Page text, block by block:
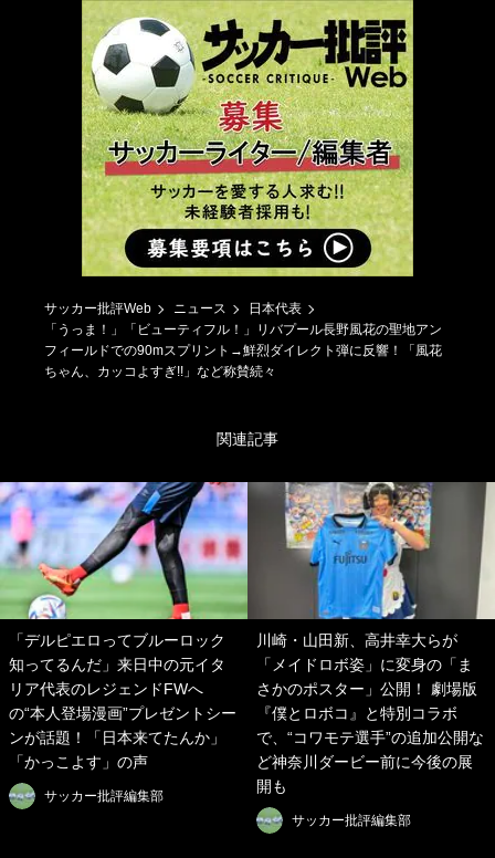
サッカー批評Web ニュース
日本代表
「うっま！」「ビューティフル！」リバプール長野風花の聖地アン
フィールドでの90mスプリント→鮮烈ダイレクト弾に反響！「風花
ちゃん、カッコよすぎ!!」など称賛続々
関連記事
「デルピエロってブルーロック
知ってるんだ」来日中の元イタ
リア代表のレジェンドFWへ
の“本人登場漫画”プレゼントシー
ンが話題！「日本来てたんか」
「かっこよす」の声
サッカー批評編集部
川崎・山田新、高井幸大らが
「メイドロボ姿」に変身の「ま
さかのポスター」公開！ 劇場版
『僕とロボコ』と特別コラボ
で、“コワモテ選手”の追加公開な
ど神奈川ダービー前に今後の展
開も
サッカー批評編集部